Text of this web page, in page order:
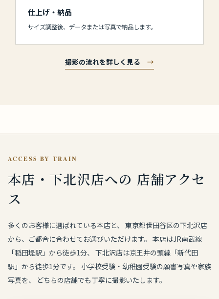
仕上げ・納品
サイズ調整後、データまたは写真で納品します。
撮影の流れを詳しく見る →
ACCESS BY TRAIN
本店・下北沢店への 店舗アクセ
ス
多くのお客様に選ばれている本店と、 東京都世田谷区の下北沢店
から、ご都合に合わせてお選びいただけます。 本店はJR南武線
「稲田堤駅」から徒歩1分、 下北沢店は京王井の頭線「新代田
駅」から徒歩1分です。 小学校受験・幼稚園受験の願書写真や家族
写真を、 どちらの店舗でも丁寧に撮影いたします。